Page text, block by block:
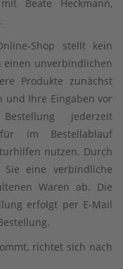
Beate Heckmann,
Shop stellt kein
einen unverbindlichen
Produkte zunächst
und Ihre Eingaben vor
jederzeit
im Bestellablauf
nutzen. Durch
Sie eine verbindliche
Waren ab. Die
erfolgt per E-Mail
richtet sich nach